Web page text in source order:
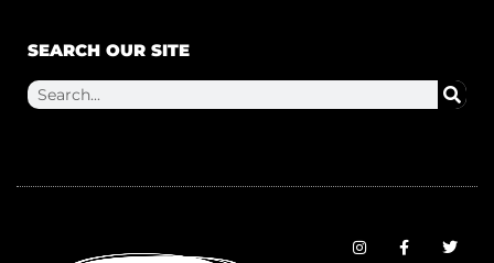
SEARCH OUR SITE